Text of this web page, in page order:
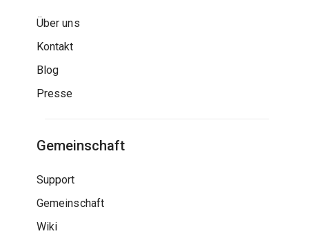
Über uns
Kontakt
Blog
Presse
Gemeinschaft
Support
Gemeinschaft
Wiki